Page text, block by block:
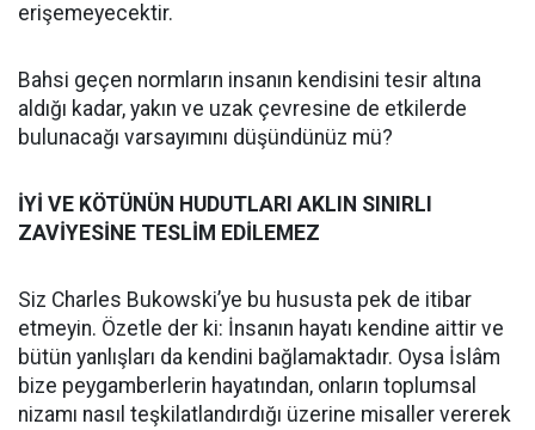
erişemeyecektir.
Bahsi geçen normların insanın kendisini tesir altına
aldığı kadar, yakın ve uzak çevresine de etkilerde
bulunacağı varsayımını düşündünüz mü?
İYİ VE KÖTÜNÜN HUDUTLARI AKLIN SINIRLI
ZAVİYESİNE TESLİM EDİLEMEZ
Siz Charles Bukowski’ye bu hususta pek de itibar
etmeyin. Özetle der ki: İnsanın hayatı kendine aittir ve
bütün yanlışları da kendini bağlamaktadır. Oysa İslâm
bize peygamberlerin hayatından, onların toplumsal
nizamı nasıl teşkilatlandırdığı üzerine misaller vererek